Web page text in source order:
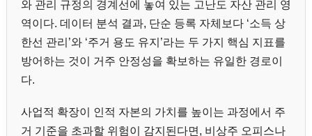
와 관리 규정의 경계선에 놓여 있는 고난도 자산 관리 영
역이다. 데이터 분석 결과, 단순 등록 자체보다 ‘소득 상
한선 관리’와 ‘주거 용도 유지’라는 두 가지 핵심 지표를
방어하는 것이 거주 안정성을 확보하는 유일한 경로이
다.
사업적 확장이 인적 자본의 가치를 높이는 과정에서 주
거 기준을 초과할 위험이 감지된다면, 비상주 오피스나